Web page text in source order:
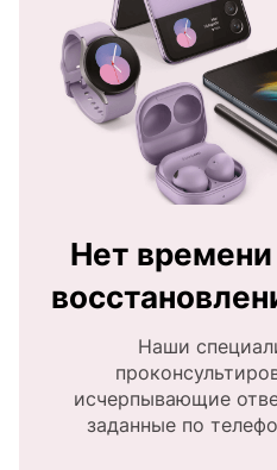
Нет
Наши
исчерпывающие
заданные по